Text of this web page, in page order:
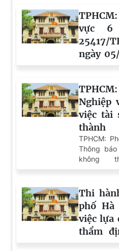
vực 6
25417/
ngày
hành án
Nghiệp
việc tài
thành
06/8/
TPHCM:
Thông
không
Thi
phố Hà
việc lựa
thẩm
7146/